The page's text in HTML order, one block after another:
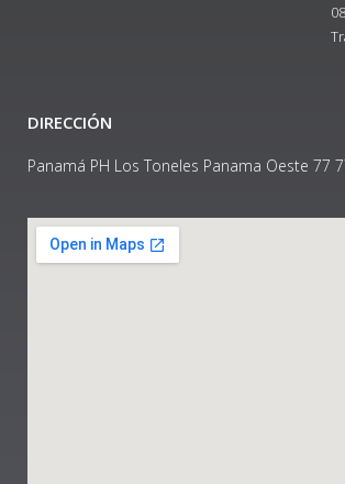
DIRECCIÓN
Panamá PH Los Toneles Panama Oeste 77